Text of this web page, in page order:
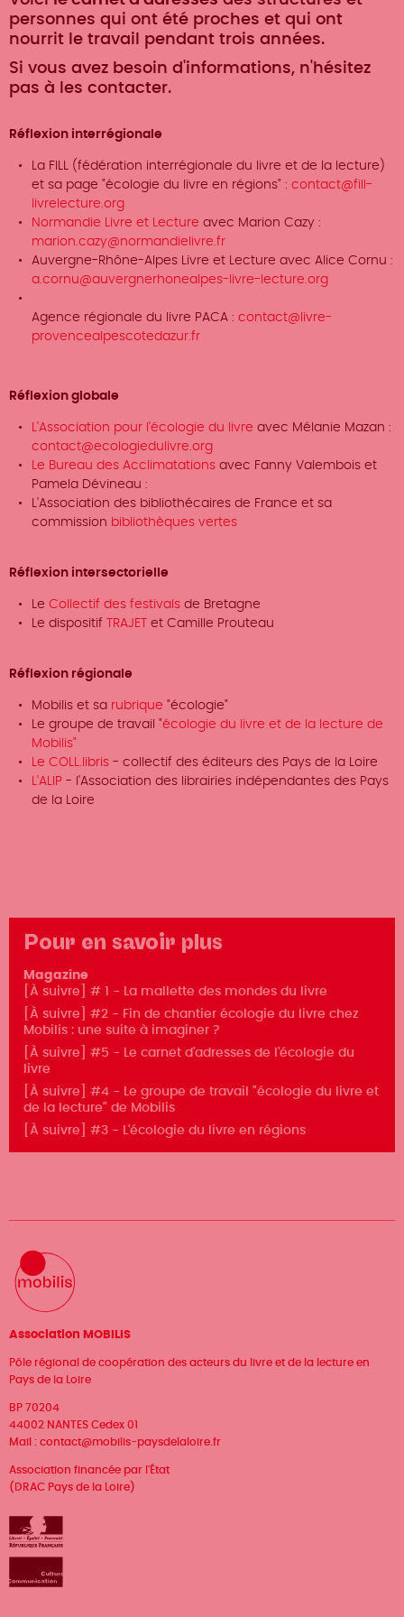
personnes qui ont été proches et qui ont
nourrit le travail pendant trois années.
Si vous avez besoin d'informations, n'hésitez
pas à les contacter.
Réflexion interrégionale
La FILL (fédération interrégionale du livre et de la lecture)
et sa page "écologie du livre en régions" : contact@fill-
livrelecture.org
Normandie Livre et Lecture avec Marion Cazy :
marion.cazy@normandielivre.fr
Auvergne-Rhône-Alpes Livre et Lecture avec Alice Cornu :
a.cornu@auvergnerhonealpes-livre-lecture.org
Agence régionale du livre PACA : contact@livre-
provencealpescotedazur.fr
Réflexion globale
L'Association pour l'écologie du livre avec Mélanie Mazan :
contact@ecologiedulivre.org
Le Bureau des Acclimatations avec Fanny Valembois et
Pamela Dévineau :
L'Association des bibliothécaires de France et sa
commission bibliothèques vertes
Réflexion intersectorielle
Le Collectif des festivals de Bretagne
Le dispositif
TRAJET et Camille Prouteau
Réflexion régionale
Mobilis et sa rubrique "écologie"
Le groupe de travail "écologie du livre et de la lecture de
Mobilis"
Le COLL.libris - collectif des éditeurs des Pays de la Loire
L'ALIP - l'Association des librairies indépendantes des Pays
de la Loire
Pour en savoir plus
Magazine
[À suivre] # 1 - La mallette des mondes du livre
[À suivre] #2 - Fin de chantier écologie du livre chez
Mobilis : une suite à imaginer ?
[À suivre] #5 - Le carnet d'adresses de l'écologie du
livre
[À suivre] #4 - Le groupe de travail "écologie du livre et
de la lecture" de Mobilis
[À suivre] #3 - L'écologie du livre en régions
Association MOBILIS
Pôle régional de coopération des acteurs du livre et de la lecture en
Pays de la Loire
BP 70204
44002 NANTES Cedex 01
Mail : contact@mobilis-paysdelaloire.fr
Association financée par l'État
(DRAC Pays de la Loire)